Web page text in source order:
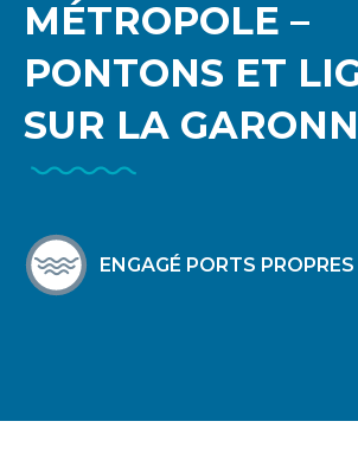
MÉTROPOLE –
PONTONS ET
SUR LA
ENGAGÉ PORTS PROPRES